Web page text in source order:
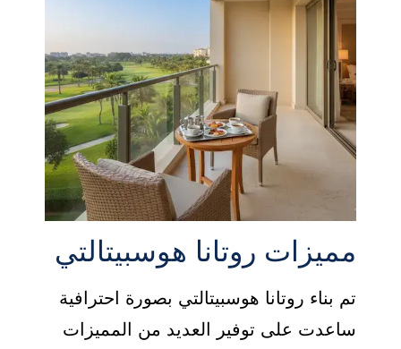
مميزات روتانا هوسبيتالتي
تم بناء روتانا هوسبيتالتي بصورة احترافية
ساعدت على توفير العديد من المميزات